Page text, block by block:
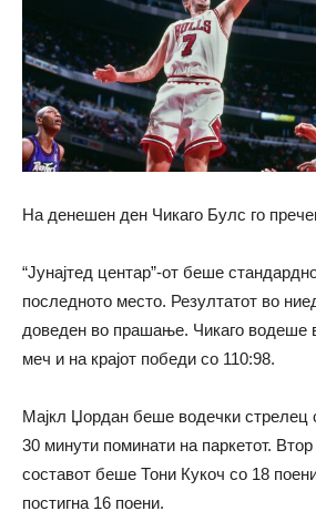
На денешен ден Чикаго Булс го
“Јунајтед центар”-от беше
последното место. Резултатот во
доведен во прашање. Чикаго водеше
меч и на крајот победи со 110:98.
Мајкл Џордан беше водечки стрелец
30 минути поминати на паркетот.
составот беше Тони Кукоч со 18
постигна 16 поени.